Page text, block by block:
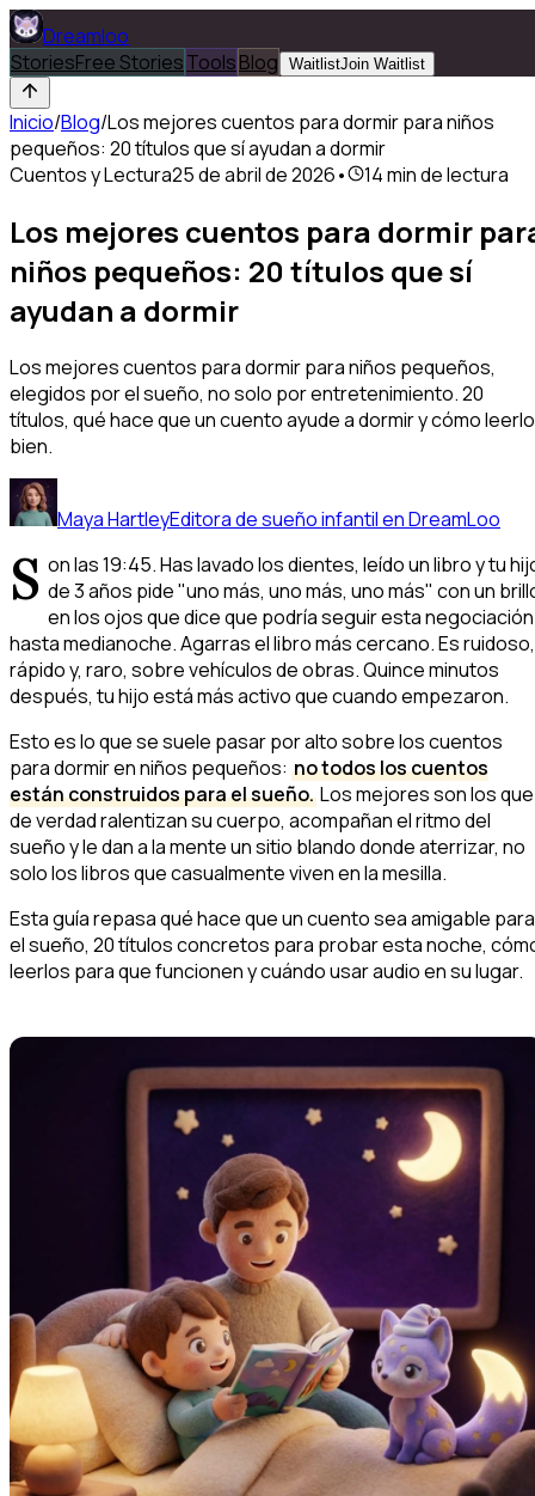
Dreamloo
StoriesFree StoriesToolsBlog WaitlistJoin Waitlist
Inicio/Blog/Los mejores cuentos para dormir para niños
pequeños: 20 títulos que sí ayudan a dormir
Cuentos y Lectura25 de abril de 2026• 14min de lectura
Los mejores cuentos para dormir
niños pequeños: 20 títulos que sí
ayudan a dormir
Los mejores cuentos para dormir para niños pequeños,
elegidos por el sueño, no solo por entretenimiento. 20
títulos, qué hace que un cuento ayude a dormir y cómo leerlo
bien.
Maya HartleyEditora de sueño infantil en DreamLoo
S on las 19:45. Has lavado los dientes, leídounlibro y tu
de 3 años pide "uno más, uno más, uno más" con un
en los ojos que dice que podría seguir esta negociación
hasta medianoche. Agarras el libro más cercano. Es ruidoso,
rápido y, raro, sobre vehículos de obras. Quince minutos
después, tu hijo está más activo que cuando empezaron.
Esto es lo que se suele pasar por alto sobre los cuentos
para dormir en niños pequeños: no todos los cuentos
están construidos para el sueño.Los mejores son los que
de verdad ralentizan su cuerpo, acompañan el ritmo del
sueño y le dan a la mente un sitio blando donde aterrizar, no
solo los libros que casualmente viven en la mesilla.
Esta guía repasa qué hace que un cuento sea amigable para
el sueño, 20 títulos concretos para probar esta noche,
leerlos para que funcionen y cuándo usar audio en su lugar.